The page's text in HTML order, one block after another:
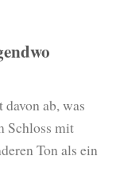
ab, was
Schloss mit
Ton als ein